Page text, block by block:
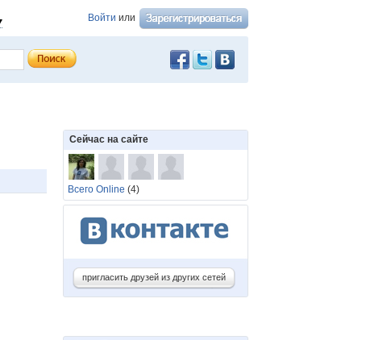
Войти или
Сейчас на сайте
Всего Online (4)
пригласить друзей из других сетей